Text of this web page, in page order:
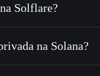
Solflare?
por SOL, USDC ou
na Solana?
Privacidade